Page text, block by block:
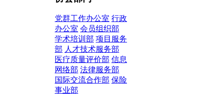
党群工作办公室 行政
办公室 会员组织部
学术培训部 项目服务
部 人才技术服务部
医疗质量评价部 信息
网络部 法律服务部
国际交流合作部 保险
事业部